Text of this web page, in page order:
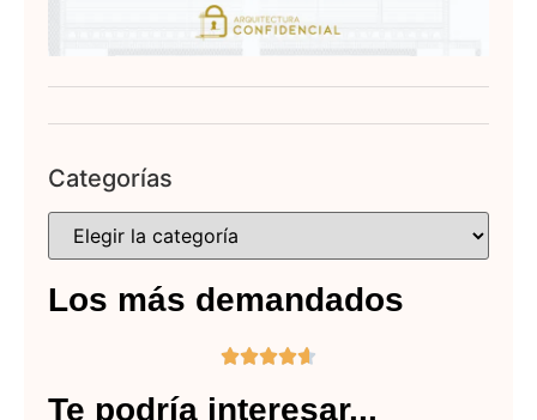
Categorías
Los más demandados

Te podría interesar...